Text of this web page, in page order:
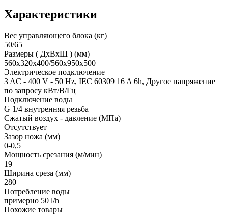
Характеристики
Вес управляющего блока (кг)
50/65
Размеры ( ДхВхШ ) (мм)
560x320x400/560x950x500
Электрическое подключение
3 AC - 400 V - 50 Hz, IEC 60309 16 A 6h, Другое напряжение
по запросу кВт/В/Гц
Подключение воды
G 1/4 внутренняя резьба
Сжатый воздух - давление (МПа)
Отсутствует
Зазор ножа (мм)
0-0,5
Мощность срезания (м/мин)
19
Ширина среза (мм)
280
Потребление воды
примерно 50 l/h
Похожие товары